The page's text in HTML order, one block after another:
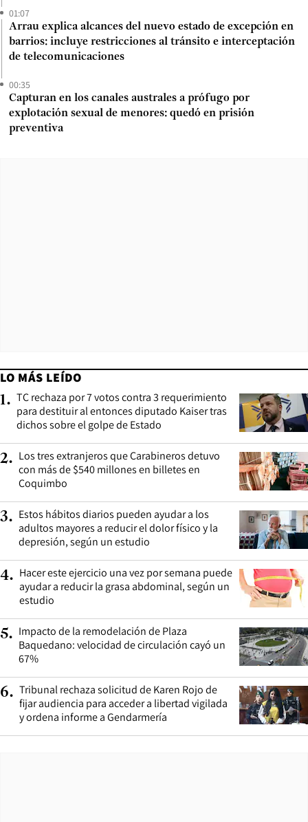
01:07
Arrau explica alcances del nuevo estado de excepción en
barrios: incluye restricciones al tránsito e interceptación
de telecomunicaciones
00:35
Capturan en los canales australes a prófugo por
explotación sexual de menores: quedó en prisión
preventiva
LO MÁS LEÍDO
1. TC rechaza por 7 votos contra 3 requerimiento
para destituir al entonces diputado Kaiser tras
dichos sobre el golpe de Estado
2. Los tres extranjeros que Carabineros detuvo
con más de $540 millones en billetes en
Coquimbo
3. Estos hábitos diarios pueden ayudar a los
adultos mayores a reducir el dolor físico y la
depresión, según un estudio
4. Hacer este ejercicio una vez por semana puede
ayudar a reducir la grasa abdominal, según un
estudio
5. Impacto de la remodelación de Plaza
Baquedano: velocidad de circulación cayó un
67%
6. Tribunal rechaza solicitud de Karen Rojo de
fijar audiencia para acceder a libertad vigilada
y ordena informe a Gendarmería